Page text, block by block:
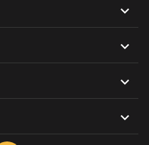



